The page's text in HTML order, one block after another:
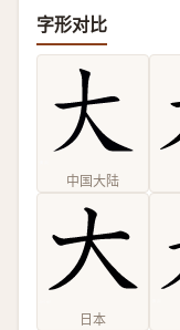
字形对比
中国大陆
日本